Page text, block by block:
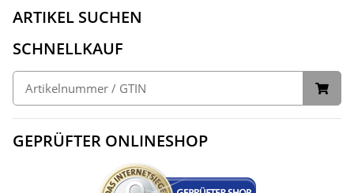
ARTIKEL SUCHEN
SCHNELLKAUF
GEPRÜFTER ONLINESHOP